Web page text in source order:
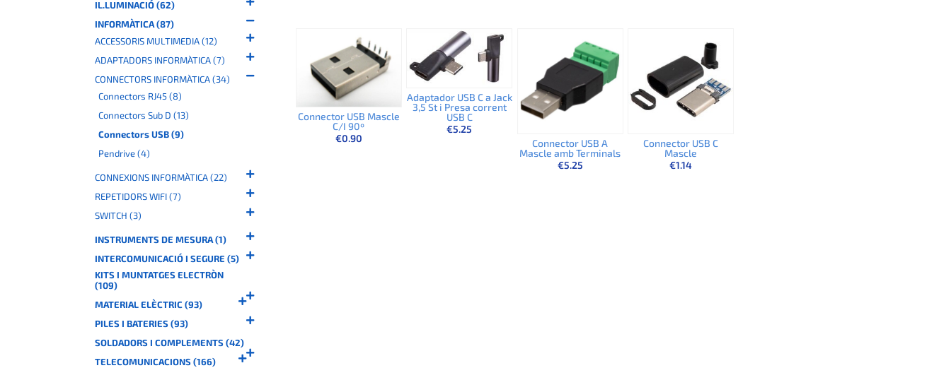
IL.LUMINACIÓ (62)
INFORMÀTICA (87)
ACCESSORIS MULTIMEDIA (12)
ADAPTADORS INFORMÀTICA (7)
CONNECTORS INFORMÀTICA (34)
Connectors RJ45 (8)
Connectors Sub D (13)
Connectors USB (9)
Pendrive (4)
CONNEXIONS INFORMÀTICA (22)
REPETIDORS WIFI (7)
SWITCH (3)
INSTRUMENTS DE MESURA (1)
INTERCOMUNICACIÓ I SEGURE (5)
KITS I MUNTATGES ELECTRÒN
(109)
MATERIAL ELÈCTRIC (93)
PILES I BATERIES (93)
SOLDADORS I COMPLEMENTS (42)
TELECOMUNICACIONS (166)
Connector USB Mascle
C/I 90º
€0.90
Adaptador USB C a Jack
3,5 St i Presa corrent
USB C
€5.25
Connector USB A
Mascle amb Terminals
€5.25
Connector USB C
Mascle
€1.14